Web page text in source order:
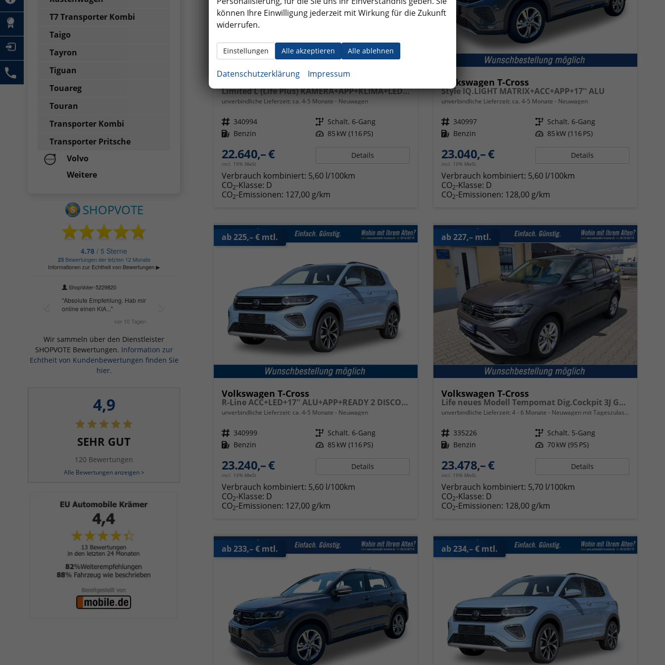
Volkswagen T-Cross
Limited L (Life Plus) KAMERA+APP+KLIMA+LED+17'' ALU
unverbindliche Lieferzeit: ca. 4-5 Monate Neuwagen
Fahrzeugnr. 340994 Getriebe Schalt. 6-Gang
Kraftstoff Benzin Leistung 85 kW (116 PS)
22.640,– €
incl. 19% MwSt.
Details
Verbrauch kombiniert: 5,60 l/100km
CO2-Klasse: D
CO2-Emissionen: 127,00 g/km
Volkswagen T-Cross
Style IQ.LIGHT MATRIX+ACC+APP+17'' ALU
unverbindliche Lieferzeit: ca. 4-5 Monate Neuwagen
Fahrzeugnr. 340997 Getriebe Schalt. 6-Gang
Kraftstoff Benzin Leistung 85 kW (116 PS)
23.040,– €
incl. 19% MwSt.
Details
Verbrauch kombiniert: 5,60 l/100km
CO2-Klasse: D
CO2-Emissionen: 128,00 g/km
ab 225,– € mtl.
Volkswagen T-Cross
R-Line ACC+LED+17'' ALU+APP+READY 2 DISCOVER
unverbindliche Lieferzeit: ca. 4-5 Monate Neuwagen
Fahrzeugnr. 340999 Getriebe Schalt. 6-Gang
Kraftstoff Benzin Leistung 85 kW (116 PS)
23.240,– €
incl. 19% MwSt.
Details
Verbrauch kombiniert: 5,60 l/100km
CO2-Klasse: D
CO2-Emissionen: 127,00 g/km
ab 227,– mtl.
Volkswagen T-Cross
Life neues Modell Tempomat Dig.Cockpit 3J Garantie
unverbindliche Lieferzeit: 4 - 6 Monate Neuwagen mit Tageszulassung
Fahrzeugnr. 335226 Getriebe Schalt. 5-Gang
Kraftstoff Benzin Leistung 70 kW (95 PS)
23.478,– €
incl. 19% MwSt.
Details
Verbrauch kombiniert: 5,70 l/100km
CO2-Klasse: D
CO2-Emissionen: 128,00 g/km
ab 233,– € mtl. ab 234,– € mtl.
T7 Transporter Kombi
Taigo
Tayron
Tiguan
Touareg
Touran
Transporter Kombi
Transporter Pritsche
Volvo
Weitere
Wir sammeln über den Dienstleister
SHOPVOTE Bewertungen. Information zur
Echtheit von Kundenbewertungen finden Sie
hier.
4,9
SEHR GUT
120 Bewertungen
Alle Bewertungen anzeigen >
können Ihre Einwilligung jederzeit mit Wirkung für die Zukunft
widerrufen.
Alle akzeptieren Alle ablehnen
Einstellungen
Datenschutzerklärung Impressum